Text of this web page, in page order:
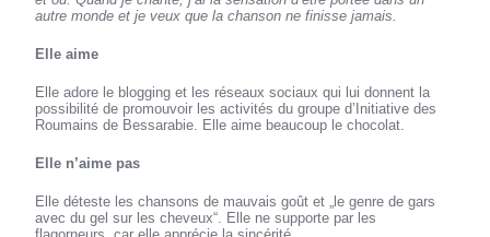
autre monde et je veux que la chanson ne finisse jamais.
Elle aime
Elle adore le blogging et les réseaux sociaux qui lui donnent la
possibilité de promouvoir les activités du groupe d’Initiative des
Roumains de Bessarabie. Elle aime beaucoup le chocolat.
Elle n’aime pas
Elle déteste les chansons de mauvais goût et „le genre de gars
avec du gel sur les cheveux“. Elle ne supporte par les